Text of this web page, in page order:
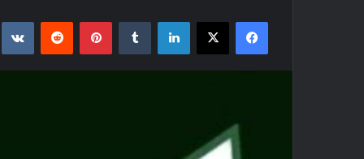
فيسبوك ‫X لينكدإن بينتيريست